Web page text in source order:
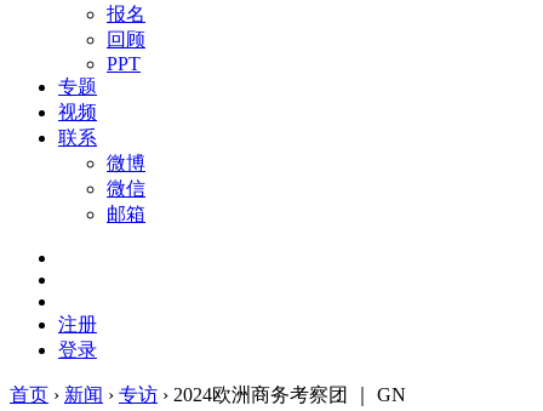
报名
回顾
PPT
专题
视频
联系
微博
微信
邮箱
注册
登录
首页 › 新闻 › 专访 › 2024欧洲商务考察团 ｜ GN